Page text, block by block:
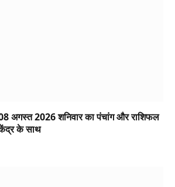
2026 शनिवार का पंचांग और राशिफल
केंद्र के साथ